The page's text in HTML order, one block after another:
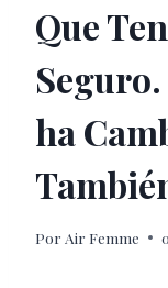
Que
ha
Por Air Femme